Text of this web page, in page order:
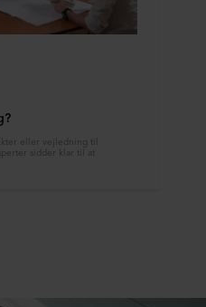
eller vejledning til
sidder klar til at